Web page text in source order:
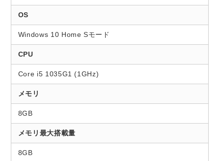
OS
Windows 10 Home Sモード
CPU
Core i5 1035G1 (1GHz)
メモリ
8GB
メモリ最大搭載量
8GB